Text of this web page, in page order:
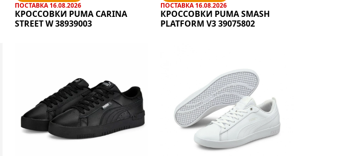
ПОСТАВКА 16.08.2026
КРОССОВКИ PUMA CARINA
STREET W 38939003
ПОСТАВКА 16.08.2026
КРОССОВКИ PUMA SMASH
PLATFORM V3 39075802